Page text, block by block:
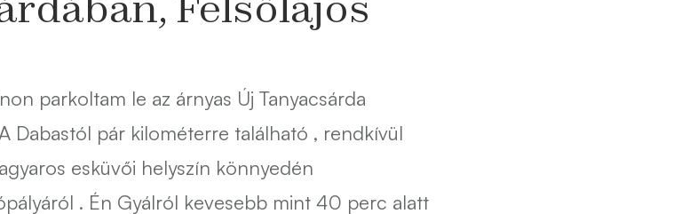
parkoltam le az árnyas Új Tanyacsárda
Dabastól pár kilométerre található , rendkívül
esküvői helyszín könnyedén
. Én Gyálról kevesebb mint 40 perc alatt